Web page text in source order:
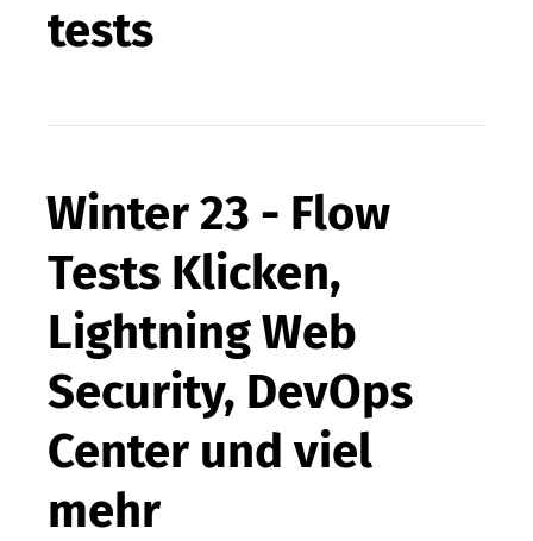
tests
Winter 23 - Flow
Tests Klicken,
Lightning Web
Security, DevOps
Center und viel
mehr